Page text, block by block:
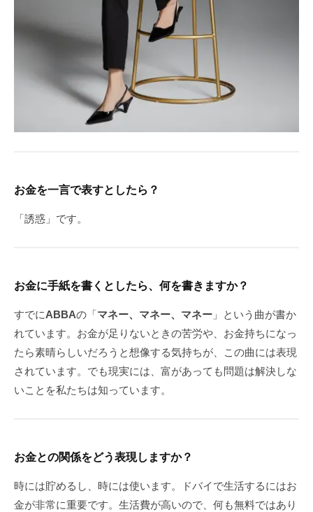
お金を一言で表すとしたら？
「誘惑」です。
お金に手紙を書くとしたら、何を書きますか？
すでにABBAの「マネー、マネー、マネー 」という曲が書か
れています。お金が足りないときの苦労や、お金持ちになっ
たら素晴らしいだろうと想像する気持ちが、この曲には表現
されています。でも現実には、富があっても問題は解決しな
いことを私たちは知っています。
お金との関係をどう表現しますか？
時には貯めるし、時には使います。ドバイで生活するにはお
金が非常に重要です。生活費が高いので、何も無料ではあり